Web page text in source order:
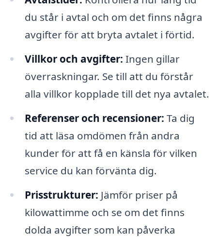
du står i avtal och om det finns några
avgifter för att bryta avtalet i förtid.
Villkor och avgifter: Ingen gillar
överraskningar. Se till att du förstår
alla villkor kopplade till det nya avtalet.
Referenser och recensioner: Ta dig
tid att läsa omdömen från andra
kunder för att få en känsla för vilken
service du kan förvänta dig.
Prisstrukturer: Jämför priser på
kilowattimme och se om det finns
dolda avgifter som kan påverka